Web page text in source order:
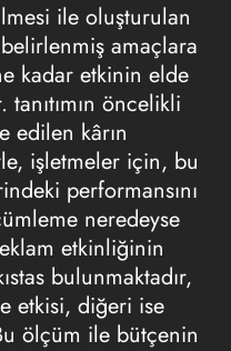
ile oluşturulan
amaçlara
kadar etkinin elde
tanıtımın öncelikli
edilen kârın
işletmeler için, bu
performansını
neredeyse
etkinliğinin
bulunmaktadır,
etkisi, diğeri ise
ölçüm ile bütçenin